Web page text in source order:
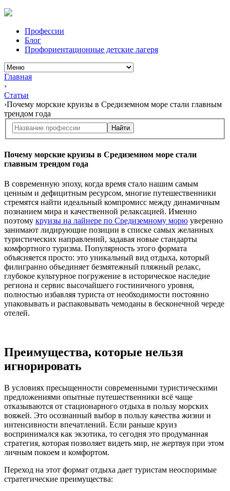
Профессии
Блог
Профориентационные детские лагеря
Главная
›
Статьи
›Почему морские круизы в Средиземном море стали главным
трендом года
Найти
Почему морские круизы в Средиземном море стали
главным трендом года
В современную эпоху, когда время стало нашим самым
ценным и дефицитным ресурсом, многие путешественники
стремятся найти идеальный компромисс между динамичным
познанием мира и качественной релаксацией. Именно
поэтому круизы на лайнере по Средиземному морю уверенно
занимают лидирующие позиции в списке самых желанных
туристических направлений, задавая новые стандарты
комфортного туризма. Популярность этого формата
объясняется просто: это уникальный вид отдыха, который
филигранно объединяет безмятежный пляжный релакс,
глубокое культурное погружение в историческое наследие
региона и сервис высочайшего гостиничного уровня,
полностью избавляя туриста от необходимости постоянно
упаковывать и распаковывать чемоданы в бесконечной череде
отелей.
Преимущества, которые нельзя
игнорировать
В условиях пресыщенности современными туристическими
предложениями опытные путешественники всё чаще
отказываются от стационарного отдыха в пользу морских
вояжей. Это осознанный выбор в пользу качества жизни и
интенсивности впечатлений. Если раньше круиз
воспринимался как экзотика, то сегодня это продуманная
стратегия, которая позволяет видеть мир, не жертвуя при этом
личным покоем и комфортом.
Переход на этот формат отдыха дает туристам неоспоримые
стратегические преимущества: